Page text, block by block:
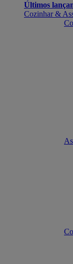
Últimos
Cozinhar &